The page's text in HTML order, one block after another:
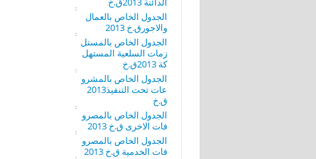
الجدول الخاص بالعمال
والاجورق.خ 2013
الجدول الخاص بالمستل
زمات السلعية المستهل
كة 2013ق.خ
الجدول الخاص بالمشرو
عات تحت التنفيذ2013
ق.خ
الجدول الخاص بالمصرو
فات الاخرى ق.خ 2013
الجدول الخاص بالمصرو
فات الخدمية ق.خ 2013